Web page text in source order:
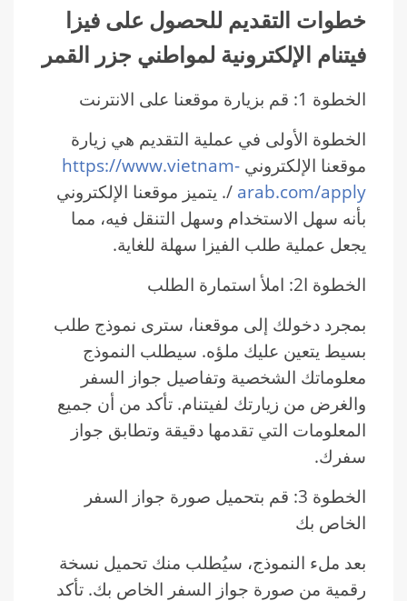
خطوات التقديم للحصول على فيزا
فيتنام الإلكترونية لمواطني جزر القمر
الخطوة 1: قم بزيارة موقعنا على الانترنت
الخطوة الأولى في عملية التقديم هي زيارة
موقعنا الإلكتروني https://www.vietnam-
arab.com/apply /. يتميز موقعنا الإلكتروني
بأنه سهل الاستخدام وسهل التنقل فيه، مما
يجعل عملية طلب الفيزا سهلة للغاية.
الخطوة ا2: املأ استمارة الطلب
بمجرد دخولك إلى موقعنا، سترى نموذج طلب
بسيط يتعين عليك ملؤه. سيطلب النموذج
معلوماتك الشخصية وتفاصيل جواز السفر
والغرض من زيارتك لفيتنام. تأكد من أن جميع
المعلومات التي تقدمها دقيقة وتطابق جواز
سفرك.
الخطوة 3: قم بتحميل صورة جواز السفر
الخاص بك
بعد ملء النموذج، سيُطلب منك تحميل نسخة
رقمية من صورة جواز السفر الخاص بك. تأكد